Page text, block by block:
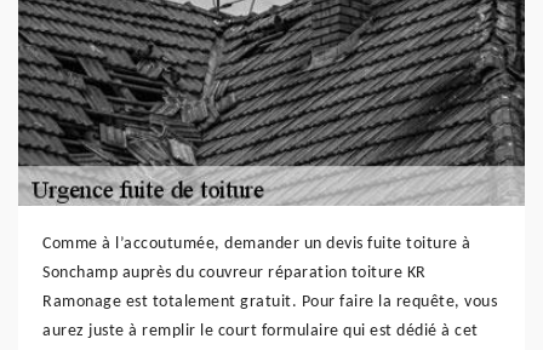
Comme à l’accoutumée, demander un devis fuite toiture à
Sonchamp auprès du couvreur réparation toiture KR
Ramonage est totalement gratuit. Pour faire la requête, vous
aurez juste à remplir le court formulaire qui est dédié à cet